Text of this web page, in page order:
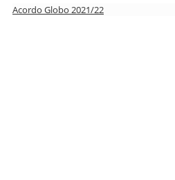
Acordo Globo 2021/22